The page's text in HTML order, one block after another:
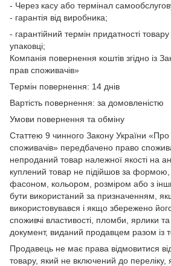
- Через касу або термінал
- гарантія від виробника;
- гарантійний термін придатності
упаковці;
Компанія повернення коштів згідно із
прав споживачів»
Термін повернення: 14 днів
Вартість повернення: за домовленістю
Умови повернення та обміну
Статтею 9 чинного Закону України «Про
споживачів» передбачено право
непроданий товар належної якості на
куплений товар не підійшов за формою,
фасоном, кольором, розміром або з
бути використаний за призначенням,
використовувався і якщо збережено
споживчі властивості, пломби, ярлики
документ, виданий продавцем разом із
Продавець не має права відмовитися
товару, який не включений до переліку,